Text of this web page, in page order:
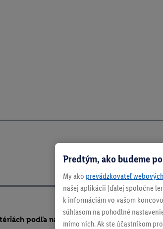
podľa nariadenia EÚ o batériách
Predtým, ako budeme
My ako prevádzkovateľ
našej aplikácii (ďalej spoločne
k informáciám vo vašom
súhlasom na pohodlné
mimo nich. Ak ste účastníkom